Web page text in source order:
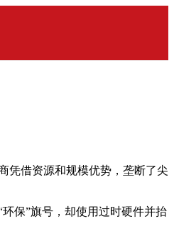
凭借资源和规模优势，垄断了尖
保”旗号，却使用过时硬件并抬